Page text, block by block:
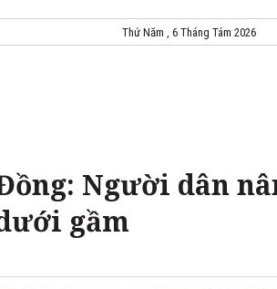
Thứ Năm , 6 Tháng Tám 2026
Người dân
gầm